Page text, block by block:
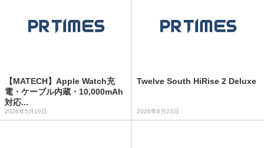
【MATECH】Apple Watch充
電・ケーブル内蔵・10,000mAh
対応...
2026年5月19日
Twelve South HiRise 2 Deluxe
2026年6月23日